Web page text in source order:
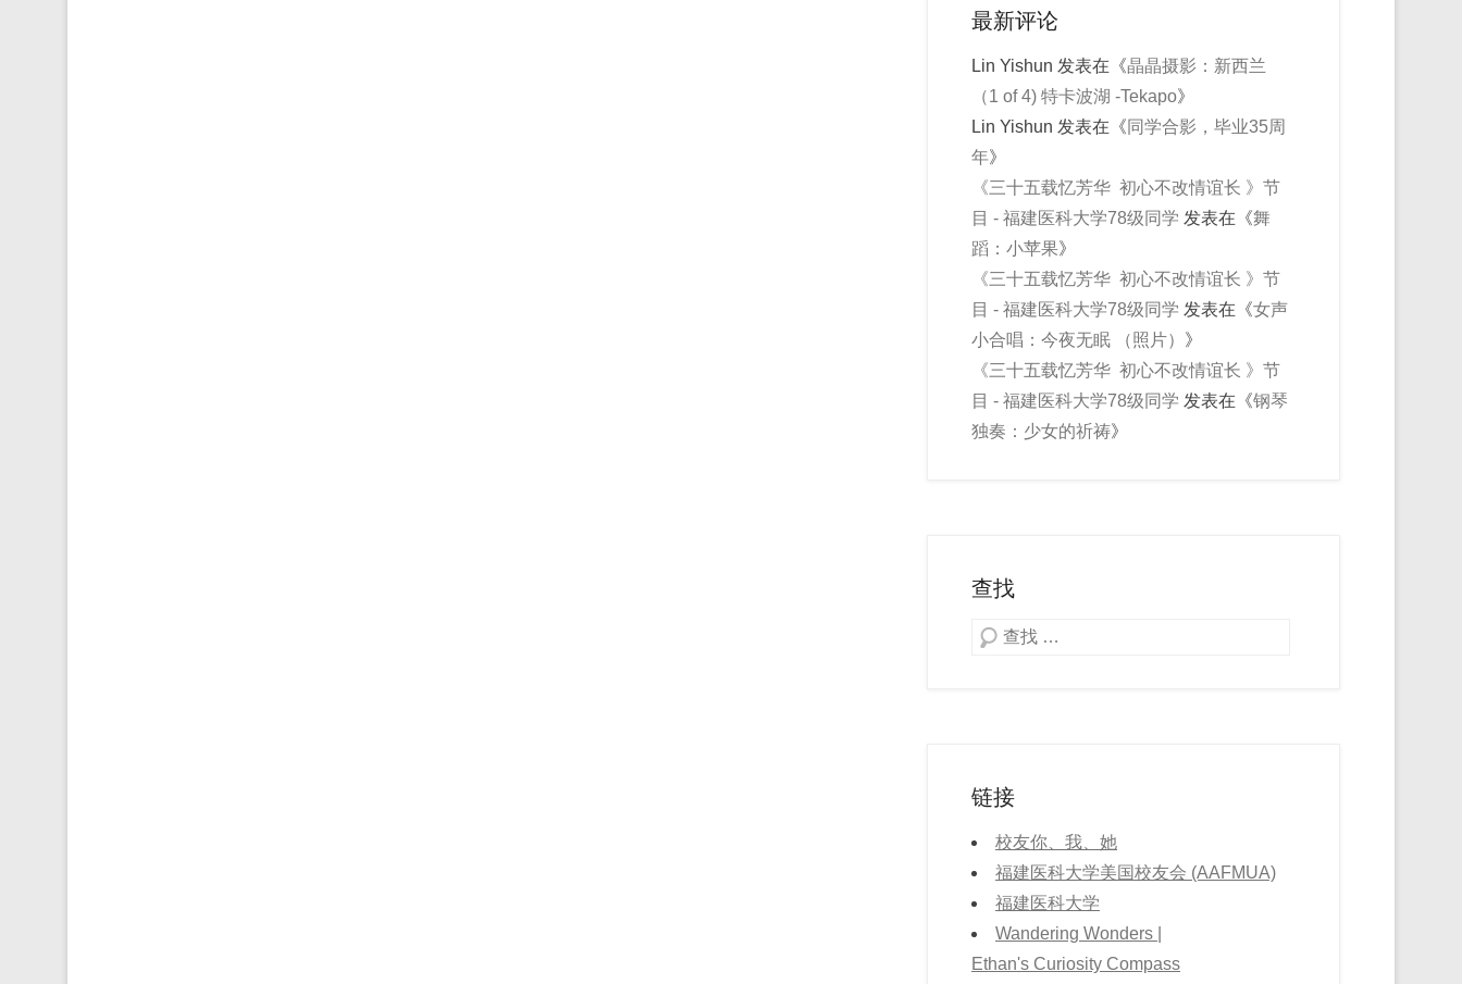
最新评论
Lin Yishun 发表在《晶晶摄影：新西兰
（1 of 4) 特卡波湖 -Tekapo》
Lin Yishun 发表在《同学合影，毕业35周
年》
《三十五载忆芳华 初心不改情谊长 》节
目 - 福建医科大学78级同学 发表在《舞
蹈：小苹果》
《三十五载忆芳华 初心不改情谊长 》节
目 - 福建医科大学78级同学 发表在《女声
小合唱：今夜无眠 （照片） 》
《三十五载忆芳华 初心不改情谊长 》节
目 - 福建医科大学78级同学 发表在《钢琴
独奏：少女的祈祷》
查找
Search
链接
校友你、我、她
福建医科大学美国校友会 (AAFMUA)
福建医科大学
Wandering Wonders |
Ethan's Curiosity Compass